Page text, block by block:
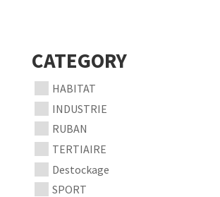
CATEGORY
HABITAT
INDUSTRIE
RUBAN
TERTIAIRE
Destockage
SPORT